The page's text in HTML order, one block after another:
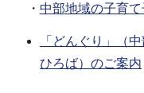
・ 中部地域の子育
「どんぐり」（
ひろば）のご案内